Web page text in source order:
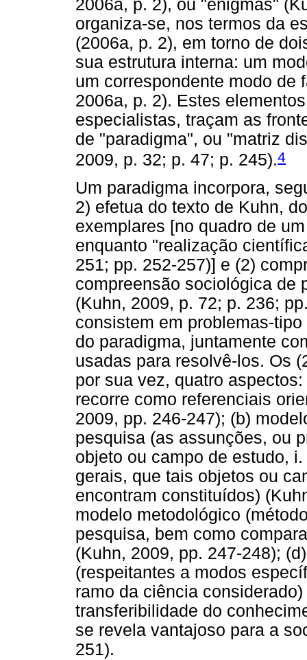
2006a, p. 2), ou "enigmas"
organiza-se, nos termos da
(2006a, p. 2), em torno de
sua estrutura interna: um
um correspondente modo de
2006a, p. 2). Estes
especialistas, traçam as
de "paradigma", ou "matriz
2009, p. 32; p. 47; p. 245).4
Um paradigma incorpora,
2) efetua do texto de Kuhn,
exemplares [no quadro de
enquanto "realização
251; pp. 252-257)] e (2)
compreensão sociológica de
(Kuhn, 2009, p. 72; p. 236;
consistem em problemas-
do paradigma, juntamente
usadas para resolvê-los. Os
por sua vez, quatro
recorre como referenciais
2009, pp. 246-247); (b)
pesquisa (as assunções, ou
objeto ou campo de estudo,
gerais, que tais objetos ou
encontram constituídos)
modelo metodológico
pesquisa, bem como
(Kuhn, 2009, pp. 247-248);
(respeitantes a modos
ramo da ciência
transferibilidade do
se revela vantajoso para a
251).